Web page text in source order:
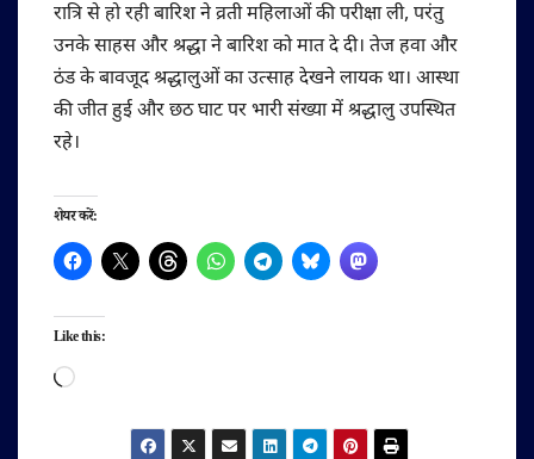
रात्रि से हो रही बारिश ने व्रती महिलाओं की परीक्षा ली, परंतु
उनके साहस और श्रद्धा ने बारिश को मात दे दी। तेज हवा और
ठंड के बावजूद श्रद्धालुओं का उत्साह देखने लायक था। आस्था
की जीत हुई और छठ घाट पर भारी संख्या में श्रद्धालु उपस्थित
रहे।
शेयर करें:
Like this:
Loading…